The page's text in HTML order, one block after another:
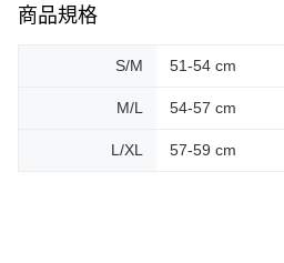
商品規格
S/M 51-54 cm
M/L 54-57 cm
L/XL 57-59 cm